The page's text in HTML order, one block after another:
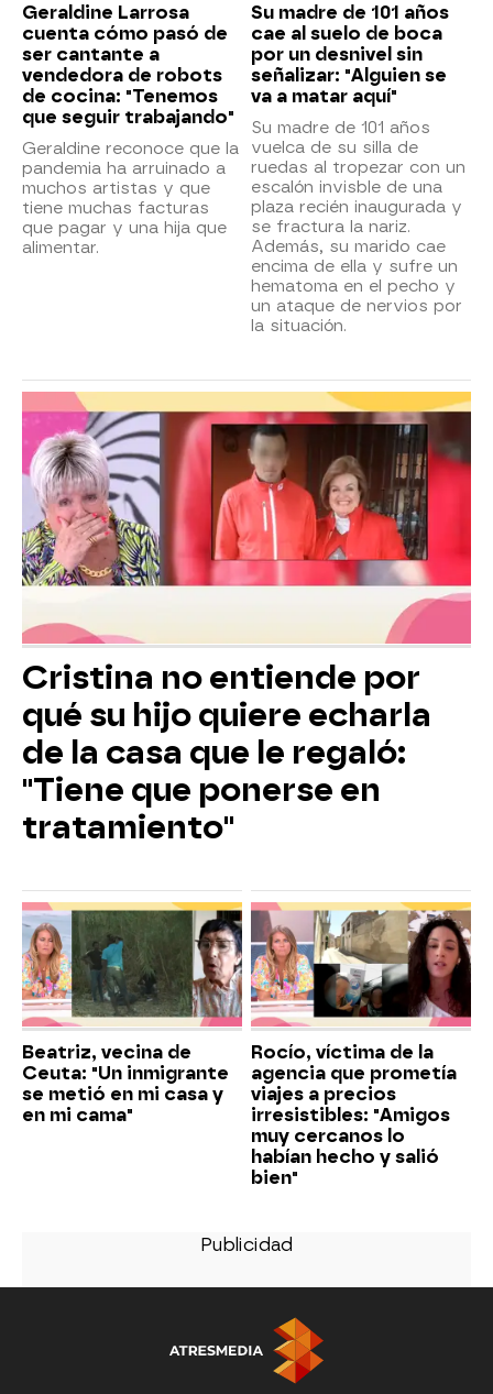
Geraldine Larrosa
cuenta cómo pasó de
ser cantante a
vendedora de robots
de cocina: "Tenemos
que seguir trabajando"
Geraldine reconoce que la
pandemia ha arruinado a
muchos artistas y que
tiene muchas facturas
que pagar y una hija que
alimentar.
Su madre de 101 años
cae al suelo de boca
por un desnivel sin
señalizar: "Alguien se
va a matar aquí"
Su madre de 101 años
vuelca de su silla de
ruedas al tropezar con un
escalón invisble de una
plaza recién inaugurada y
se fractura la nariz.
Además, su marido cae
encima de ella y sufre un
hematoma en el pecho y
un ataque de nervios por
la situación.
Cristina no entiende por
qué su hijo quiere echarla
de la casa que le regaló:
"Tiene que ponerse en
tratamiento"
Beatriz, vecina de
Ceuta: "Un inmigrante
se metió en mi casa y
en mi cama"
Rocío, víctima de la
agencia que prometía
viajes a precios
irresistibles: "Amigos
muy cercanos lo
habían hecho y salió
bien"